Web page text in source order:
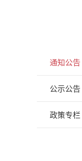
通知公告
公示公告
政策专栏